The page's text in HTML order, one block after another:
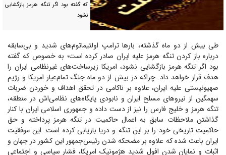
که گفته بود اگر تنگه هرمز بازگشایی
نشود
طی بیش از دو ماه گذشته، بار‌ها ترامپ اولتیماتوم‌های شدید و بی‌سابقه
درباره باز کردن تنگه هرمز علیه ایران صادر کرده است؛ به خصوص که گفته
بود اگر تنگه هرمز بازگشایی نشود، امریکا زیرساخت‌های غیرنظامی ایران را
هدف قرار خواهد داد. چراکه در بیش از دو ماه جنگ تمام‌عیار امریکا و رژیم
صهیونیستی علیه ایران، علاوه بر ناکامی در تحقق اهداف و خوردن ضربات
سهمگین از نیرو‌های مسلح ایران و نابودی پایگاه‌های نظامی‌اش در منطقه،
تنگه هرمز و خلیج فارس را نیز از دست داده و جمهوری اسلامی ایران با کنار
گذاشتن ملاحظات سابق به اعمال حاکمیت در تنگه هرمز پرداخته و حق
حاکمیت تاریخی خود را بر این تنگه و دریا بازیابی کرده است. این موفقیت
ایران باعث شده که علاوه بر مضحکه شدن رئیس‌جمهور این کشور در جهان و
اثبات و نمایان شدن افول شدید هژمونیک امریکا، فشار سیاسی و اجتماعی